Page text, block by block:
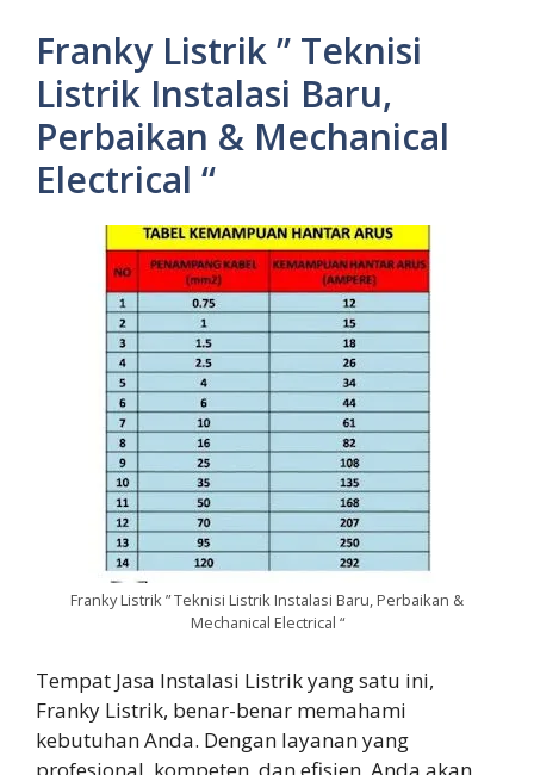
Franky Listrik ” Teknisi
Listrik Instalasi Baru,
Perbaikan & Mechanical
Electrical “
Franky Listrik ” Teknisi Listrik Instalasi Baru, Perbaikan &
Mechanical Electrical “
Tempat Jasa Instalasi Listrik yang satu ini,
Franky Listrik, benar-benar memahami
kebutuhan Anda. Dengan layanan yang
profesional, kompeten, dan efisien, Anda akan